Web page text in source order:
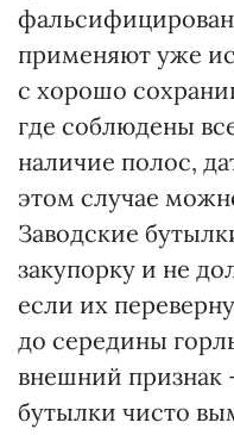
применяют уже
с хорошо
где соблюдены
наличие полос,
этом случае
Заводские
закупорку и не
если их
до середины
внешний признак
бутылки чисто